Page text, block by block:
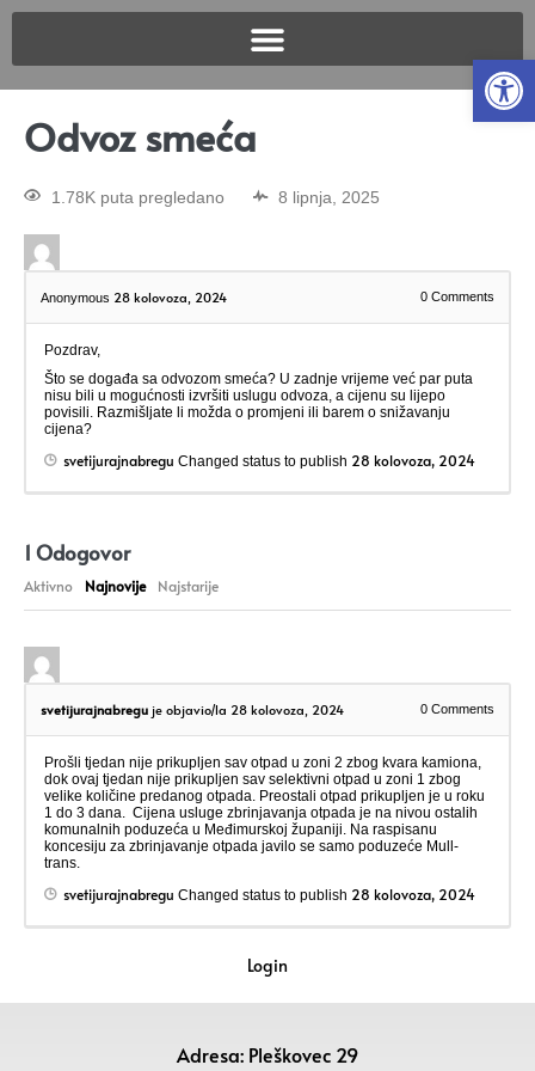
Odvoz smeća
1.78K puta pregledano 8 lipnja, 2025
Anonymous 28 kolovoza, 2024 0 Comments
Pozdrav,
Što se događa sa odvozom smeća? U zadnje vrijeme već par puta
nisu bili u mogućnosti izvršiti uslugu odvoza, a cijenu su lijepo
povisili. Razmišljate li možda o promjeni ili barem o snižavanju
cijena?
svetijurajnabregu Changed status to publish 28 kolovoza, 2024
1 Odogovor
Aktivno Najnovije Najstarije
svetijurajnabregu je objavio/la 28 kolovoza, 2024 0 Comments
Prošli tjedan nije prikupljen sav otpad u zoni 2 zbog kvara kamiona,
dok ovaj tjedan nije prikupljen sav selektivni otpad u zoni 1 zbog
velike količine predanog otpada. Preostali otpad prikupljen je u roku
1 do 3 dana. Cijena usluge zbrinjavanja otpada je na nivou ostalih
komunalnih poduzeća u Međimurskoj županiji. Na raspisanu
koncesiju za zbrinjavanje otpada javilo se samo poduzeće Mull-
trans.
svetijurajnabregu Changed status to publish 28 kolovoza, 2024
Login
Adresa: Pleškovec 29